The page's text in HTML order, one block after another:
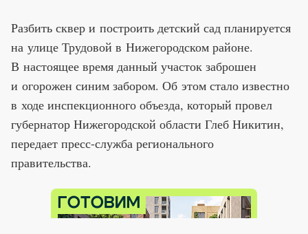
Разбить сквер и построить детский сад планируется
на улице Трудовой в Нижегородском районе.
В настоящее время данный участок заброшен
и огорожен синим забором. Об этом стало известно
в ходе инспекционного объезда, который провел
губернатор Нижегородской области Глеб Никитин,
передает пресс-служба регионального
правительства.